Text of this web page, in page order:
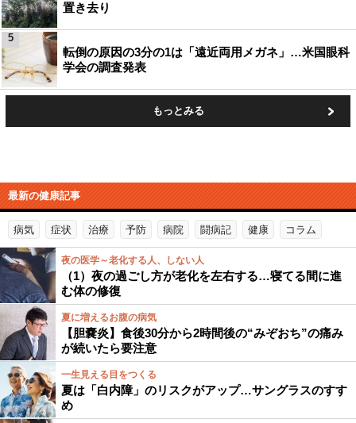
置き去り
転倒の原因の3分の1は「遠近両用メガネ」…米国眼科
学会の調査発表
5
もっとみる
最新の健康記事
病気 症状 治療 予防 病院 闘病記 健康 コラム
夜の医学～老化する人、しない人
（1）夜の過ごし方が老化を左右する…寝てる間に進
む体の修復
夏に増えるお腹の病気
【胆嚢炎】食後30分から2時間後の“みぞおち”の痛み
が続いたら要注意
一生見える目をつくる
夏は「白内障」のリスクがアップ…サングラスのすす
め